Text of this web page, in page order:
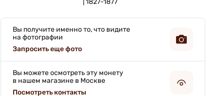
Вы получите именно то, что видите
на фотографии
Запросить еще фото
Вы можете осмотреть эту монету
в нашем магазине в Москве
Посмотреть контакты